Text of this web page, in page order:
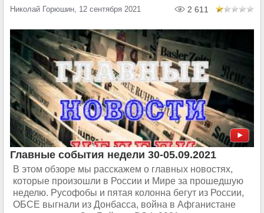
Николай Горюшин, 12 сентября 2021 2 611
Главные события недели 30-05.09.2021
В этом обзоре мы расскажем о главных новостях,
которые произошли в России и Мире за прошедшую
неделю. Русофобы и пятая колонна бегут из России,
ОБСЕ выгнали из Донбасса, война в Афганистане